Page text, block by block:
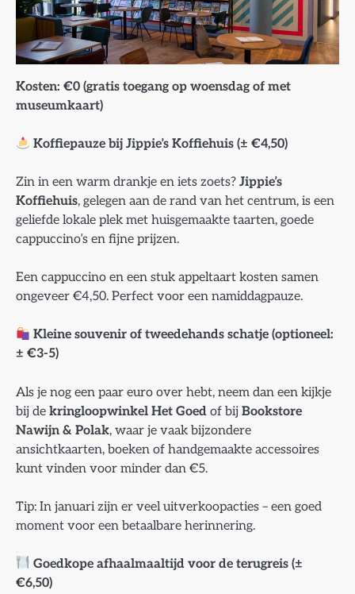
Kosten: €0 (gratis toegang op woensdag of met
museumkaart)
Koffiepauze bij Jippie’s Koffiehuis (± €4,50)
Zin in een warm drankje en iets zoets? Jippie’s
Koffiehuis, gelegen aan de rand van het centrum, is een
geliefde lokale plek met huisgemaakte taarten, goede
cappuccino’s en fijne prijzen.
Een cappuccino en een stuk appeltaart kosten samen
ongeveer €4,50. Perfect voor een namiddagpauze.
Kleine souvenir of tweedehands schatje (optioneel:
± €3-5)
Als je nog een paar euro over hebt, neem dan een kijkje
bij de kringloopwinkel Het Goed of bij Bookstore
Nawijn & Polak, waar je vaak bijzondere
ansichtkaarten, boeken of handgemaakte accessoires
kunt vinden voor minder dan €5.
Tip: In januari zijn er veel uitverkoopacties – een goed
moment voor een betaalbare herinnering.
Goedkope afhaalmaaltijd voor de terugreis (±
€6,50)